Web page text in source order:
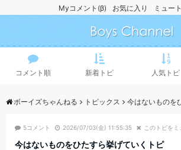
ミュー
お気に入り
Myコメント(β)
コメント順 新着トピ 人気トピ
ボーイズちゃんねる トピックス 今はないものを
5コメント 2026/07/03(金) 11:55:35 このトピをミ
今はないものをひたすら挙げていくトピ